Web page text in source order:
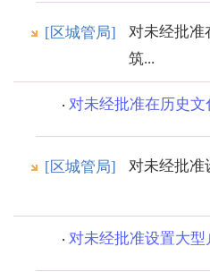
[区城管局]
对未经批准
筑...
对未经批准在历史
[区城管局] 对未经批准
对未经批准设置大